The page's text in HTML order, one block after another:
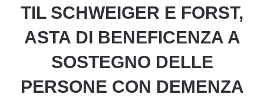
TIL SCHWEIGER E FORST,
ASTA DI BENEFICENZA A
SOSTEGNO DELLE
PERSONE CON DEMENZA